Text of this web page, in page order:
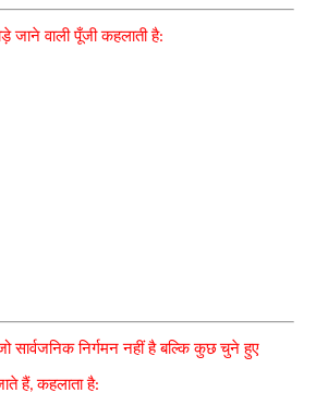
जाने वाली पूँजी कहलाती है:
सार्वजनिक निर्गमन नहीं है बल्कि कुछचुने हुए
हैं,कहलाता है: